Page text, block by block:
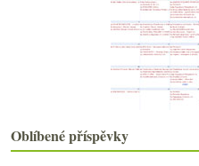
►2016(250)
►2015(251)
Oblíbené příspěvky